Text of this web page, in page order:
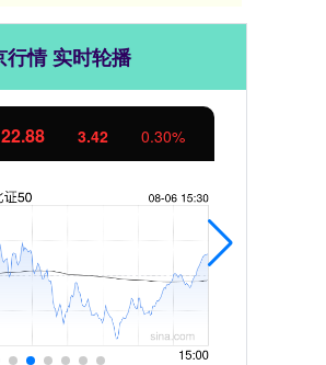
行情 实时轮播
3.42 0.30%